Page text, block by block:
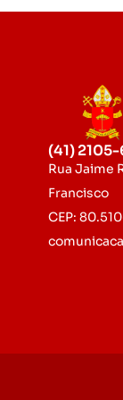
(41)
Rua Jaime
Francisco
CEP: